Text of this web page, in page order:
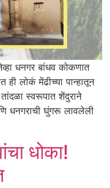
धनगर बांधव कोकणात
ही लोकं मेंढीच्या पान्हातून
स्वरूपात शेंदुराने
धनगराची घुंगरू लावलेली
धोका!